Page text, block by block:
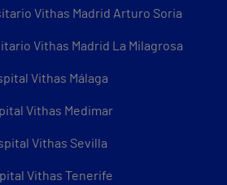
Vithas Madrid Arturo Soria
Vithas Madrid La Milagrosa
Vithas Málaga
Vithas Medimar
Vithas Sevilla
Vithas Tenerife